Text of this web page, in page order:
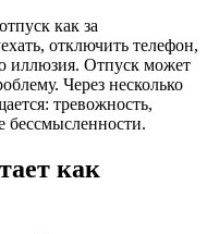
как за
отключить телефон,
иллюзия. Отпуск может
Через несколько
тревожность,
бессмысленности.
как